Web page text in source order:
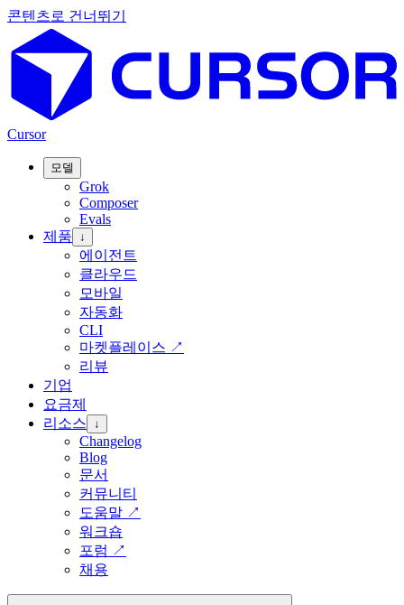
콘텐츠로 건너뛰기
Cursor
모델
Grok
Composer
Evals
제품
↓
에이전트
클라우드
모바일
자동화
CLI
마켓플레이스 ↗
리뷰
기업
요금제
리소스
↓
Changelog
Blog
문서
커뮤니티
도움말 ↗
워크숍
포럼 ↗
채용